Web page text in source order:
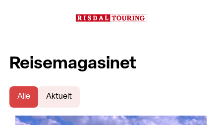
Reisemagasinet
Alle Aktuelt